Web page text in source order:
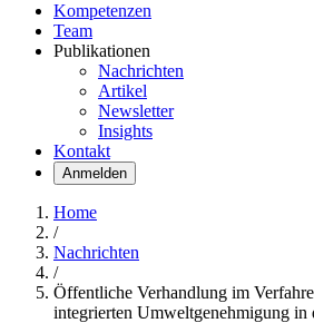
Kompetenzen
Team
Publikationen
Nachrichten
Artikel
Newsletter
Insights
Kontakt
Anmelden
Home
/
Nachrichten
/
Öffentliche Verhandlung im
integrierten Umweltgenehmigung in